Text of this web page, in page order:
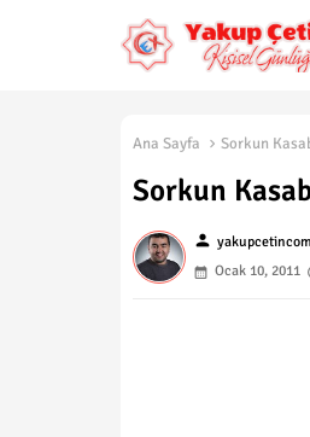
Ana Sayfa Sorkun
Sorkun
person yakupcetincom
Ocak 10, 2011